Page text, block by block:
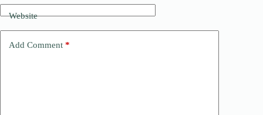
Website
Add Comment *